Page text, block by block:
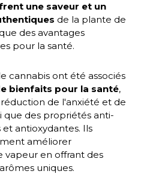
une saveur et un
de la plante de
des avantages
pour la santé.
cannabis ont été associés
bienfaits pour la santé,
de l'anxiété et de
que des propriétés anti-
antioxydantes. Ils
améliorer
vapeur en offrant des
uniques.